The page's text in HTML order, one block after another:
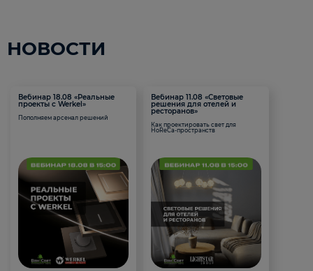
НОВОСТИ
Вебинар 18.08 «Реальные
проекты с Werkel»
Пополняем арсенал решений
Вебинар 11.08 «Световые
решения для отелей и
ресторанов»
Как проектировать свет для
HoReCa-пространств